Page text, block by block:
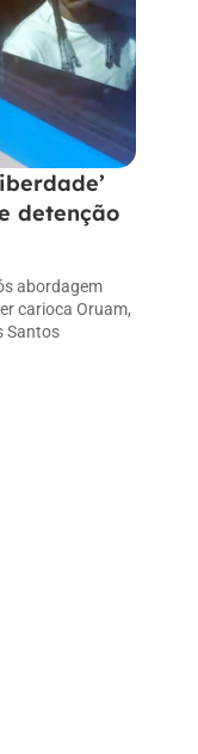
detenção
abordagem
carioca Oruam,
Santos